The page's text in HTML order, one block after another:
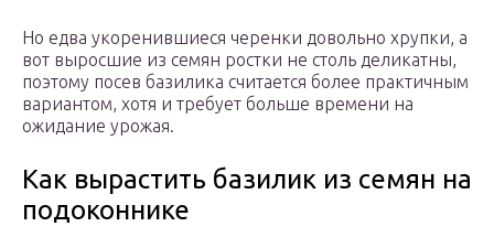
Но едва укоренившиеся черенки довольно хрупки, а
вот выросшие из семян ростки не столь деликатны,
поэтому посев базилика считается более практичным
вариантом, хотя и требует больше времени на
ожидание урожая.
Как вырастить базилик из семян на
подоконнике